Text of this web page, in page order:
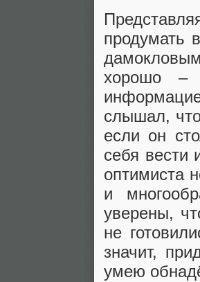
продумать
хорошо –
слышал,
если он
себя вести
оптимиста
и
уверены,
не
значит,
умею